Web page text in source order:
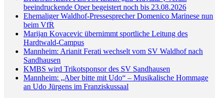
beeindruckende Oper begeistert noch bis 23.08.2026
Ehemaliger Waldhof-Pressesprecher Domenico Marinese nun
beim VfR
Marijan Kovacevic übernimmt sportliche Leitung des
Hardtwald-Campus
Mannheim: Arianit Ferati wechselt vom SV Waldhof nach
Sandhausen
KMBS wird Trikotsponsor des SV Sandhausen
Mannheim: „Aber bitte mit Udo“ – Musikalische Hommage
an Udo Jürgens im Franziskussaal